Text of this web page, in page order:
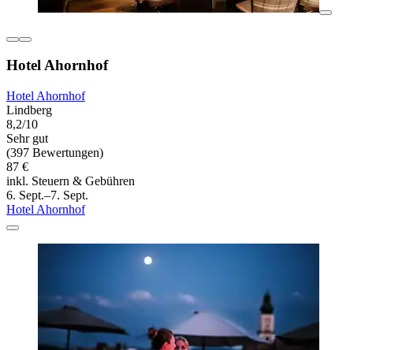
Hotel Ahornhof
Hotel Ahornhof
Lindberg
8,2/10
Sehr gut
(397 Bewertungen)
87 €
inkl. Steuern & Gebühren
6. Sept.–7. Sept.
Hotel Ahornhof